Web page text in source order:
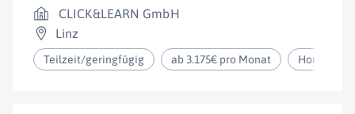
CLICK&LEARN GmbH
Linz
Teilzeit/geringfügig ab 3.175€ pro Monat